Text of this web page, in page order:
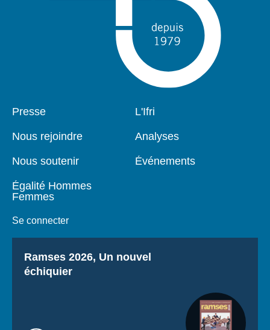
Pied
Presse
Nous rejoindre
Nous soutenir
Égalité Hommes
Femmes
Se connecter
Navigation
L'Ifri
Analyses
Événements
Titre
Ramses 2026, Un nouvel
échiquier